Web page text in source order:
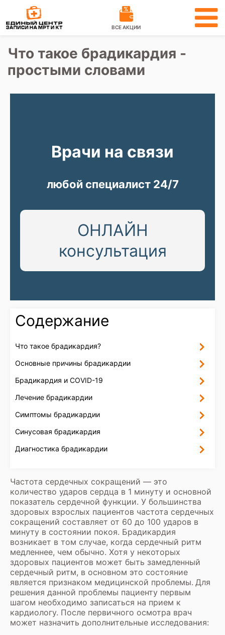
ВСЕ АКЦИИ
Что такое брадикардия -
простыми словами
ОНЛАЙН
консультация
любой специалист 24/7
Врачи на связи
Содержание
Что такое брадикардия?
Основные причины брадикардии
Брадикардия и COVID-19
Лечение брадикардии
Симптомы брадикардии
Синусовая брадикардия
Диагностика брадикардии
Частота сердечных сокращений — это
количество ударов сердца в 1 минуту и основной
показатель сердечной функции. У большинства
здоровых взрослых пациентов частота сердечных
сокращений составляет от 60 до 100 ударов в
минуту в состоянии покоя. Брадикардия
возникает в том случае, когда сердечный ритм
медленнее, чем обычно. Хотя у некоторых
здоровых пациентов может быть замедленный
сердечный ритм, в основном это состояние
является признаком медицинской проблемы. Для
решения данной проблемы пациенту первым
шагом необходимо записаться на прием к
кардиологу. После первичного осмотра врач
может назначить дополнительные исследования: